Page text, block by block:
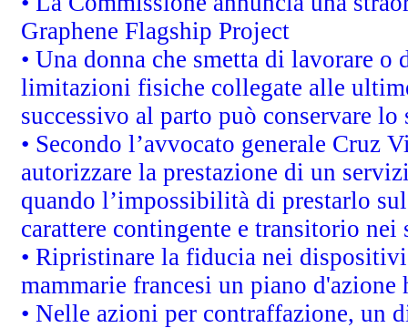
Graphene Flagship Project
• Una donna che smetta di lavorare
limitazioni fisiche collegate alle
successivo al parto può conservare
• Secondo l’avvocato generale Cruz
autorizzare la prestazione di un
quando l’impossibilità di prestarlo
carattere contingente e transitorio
• Ripristinare la fiducia nei
mammarie francesi un piano
• Nelle azioni per contraffazione, un